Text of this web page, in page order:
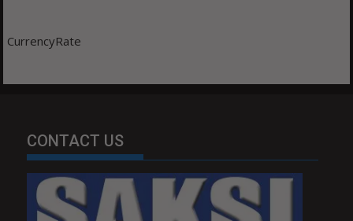
CurrencyRate
CONTACT US